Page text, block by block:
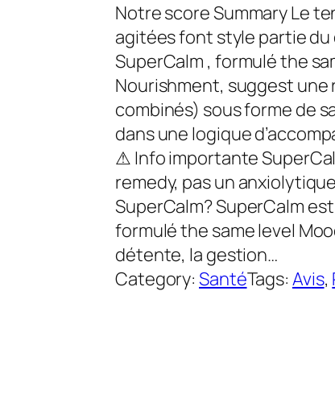
Notre score Summary Le
agitées font style partie du
SuperCalm , formulé the
Nourishment, suggest
combinés) sous forme de
dans une logique
⚠ Info importante
remedy, pas un
SuperCalm? SuperCalm
formulé the same level
détente, la gestion…
Category:SantéTags: Avis,